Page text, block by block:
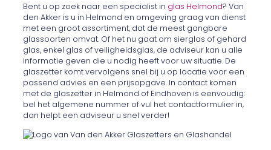
Bent u op zoek naar een specialist in glas Helmond? Van
den Akker is u in Helmond en omgeving graag van dienst
met een groot assortiment, dat de meest gangbare
glassoorten omvat. Of het nu gaat om sierglas of gehard
glas, enkel glas of veiligheidsglas, de adviseur kan u alle
informatie geven die u nodig heeft voor uw situatie. De
glaszetter komt vervolgens snel bij u op locatie voor een
passend advies en een prijsopgave. In contact komen
met de glaszetter in Helmond of Eindhoven is eenvoudig:
bel het algemene nummer of vul het contactformulier in,
dan helpt een adviseur u snel verder!